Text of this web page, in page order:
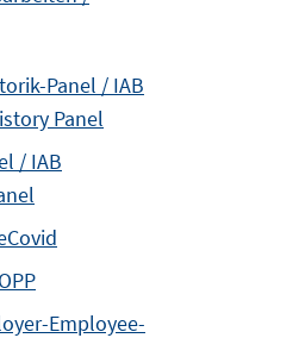
Panel / IAB
Panel
/ IAB
Employee-